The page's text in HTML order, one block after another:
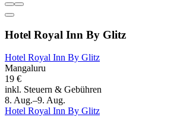
Hotel Royal Inn By Glitz
Hotel Royal Inn By Glitz
Mangaluru
19 €
inkl. Steuern & Gebühren
8. Aug.–9. Aug.
Hotel Royal Inn By Glitz